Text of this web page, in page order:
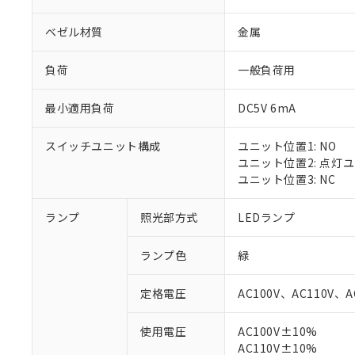
ベゼル材質 金属
負荷 一般負荷用
最小適用負荷 DC5V 6mA
スイッチユニット構成
ユニット位置1: NO
ユニット位置2: 点灯
ユニット位置3: NC
ランプ 照光部方式 LEDランプ
ランプ色 緑
定格電圧 AC100V、AC110V、
使用電圧
AC100V±10%
AC110V±10%
※1 対応状況